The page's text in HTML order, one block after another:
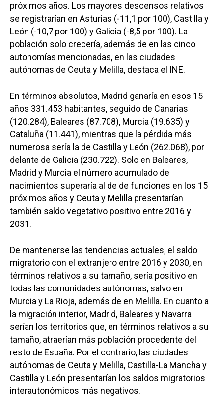
próximos años. Los mayores descensos relativos
se registrarían en Asturias (-11,1 por 100), Castilla y
León (-10,7 por 100) y Galicia (-8,5 por 100). La
población solo crecería, además de en las cinco
autonomías mencionadas, en las ciudades
autónomas de Ceuta y Melilla, destaca el INE.
En términos absolutos, Madrid ganaría en esos 15
años 331.453 habitantes, seguido de Canarias
(120.284), Baleares (87.708), Murcia (19.635) y
Cataluña (11.441), mientras que la pérdida más
numerosa sería la de Castilla y León (262.068), por
delante de Galicia (230.722). Solo en Baleares,
Madrid y Murcia el número acumulado de
nacimientos superaría al de de funciones en los 15
próximos años y Ceuta y Melilla presentarían
también saldo vegetativo positivo entre 2016 y
2031.
De mantenerse las tendencias actuales, el saldo
migratorio con el extranjero entre 2016 y 2030, en
términos relativos a su tamaño, sería positivo en
todas las comunidades autónomas, salvo en
Murcia y La Rioja, además de en Melilla. En cuanto a
la migración interior, Madrid, Baleares y Navarra
serían los territorios que, en términos relativos a su
tamaño, atraerían más población procedente del
resto de España. Por el contrario, las ciudades
autónomas de Ceuta y Melilla, Castilla-La Mancha y
Castilla y León presentarían los saldos migratorios
interautonómicos más negativos.